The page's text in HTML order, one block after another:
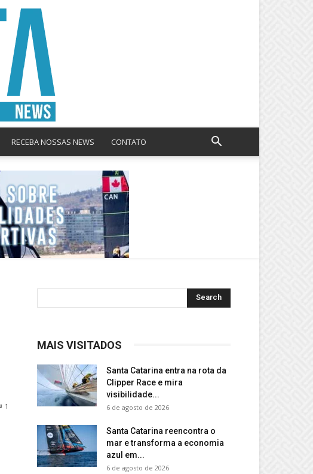
RECEBA NOSSAS NEWS CONTATO
1
MAIS VISITADOS
Santa Catarina entra na rota da
Clipper Race e mira
visibilidade...
6 de agosto de 2026
Santa Catarina reencontra o
mar e transforma a economia
azul em...
6 de agosto de 2026